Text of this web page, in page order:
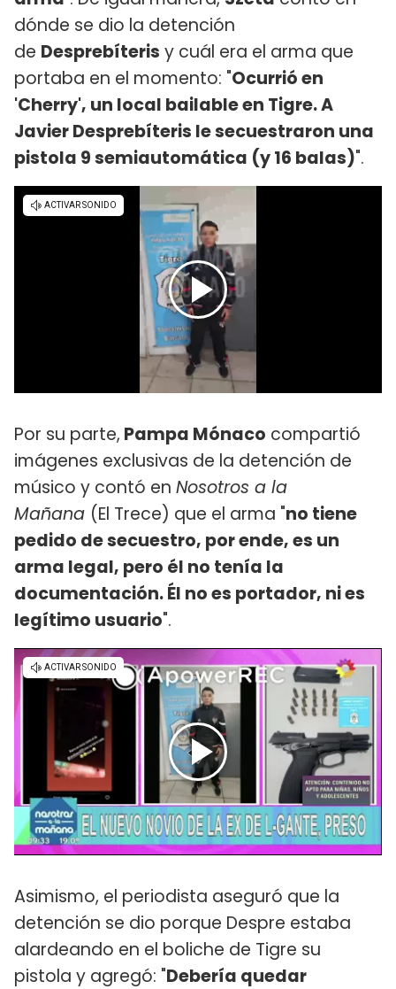
dónde se dio la detención
de Desprebíteris y cuál era el arma que
portaba en el momento: "Ocurrió en
'Cherry', un local bailable en Tigre. A
Javier Desprebíteris le secuestraron una
pistola 9 semiautomática (y 16 balas)".
Por su parte, Pampa Mónaco compartió
imágenes exclusivas de la detención de
músico y contó en Nosotros a la
Mañana (El Trece) que el arma "no tiene
pedido de secuestro, por ende, es un
arma legal, pero él no tenía la
documentación. Él no es portador, ni es
legítimo usuario".
Asimismo, el periodista aseguró que la
detención se dio porque Despre estaba
alardeando en el boliche de Tigre su
pistola y agregó: "Debería quedar